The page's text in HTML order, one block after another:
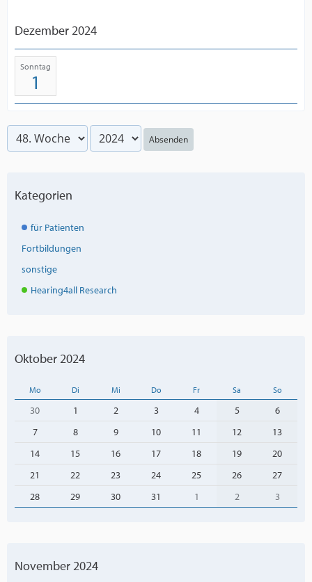
Dezember 2024
Sonntag
1
Absenden
Kategorien
für Patienten
Fortbildungen
sonstige
Hearing4all Research
Oktober 2024
Mo Di Mi Do Fr Sa So
30 1 2 3 4 5
6
7
8 9 10 11 12
13
14
15 16 17 18 19
20
21
22 23 24 25 26
27
28
29 30 31 1 2 3
November 2024